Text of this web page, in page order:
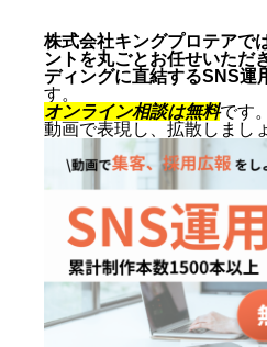
お客様の声
動画制作事例
動画制作事例 会社概要
株式会社キングプロテアで
ントを丸ごとお任せいただ
ディングに直結するSNS運
す。
オンライン相談は無料です
動画で表現し、拡散しまし